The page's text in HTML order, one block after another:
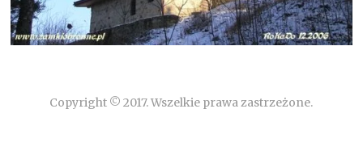
Copyright © 2017. Wszelkie prawa zastrzeżone.